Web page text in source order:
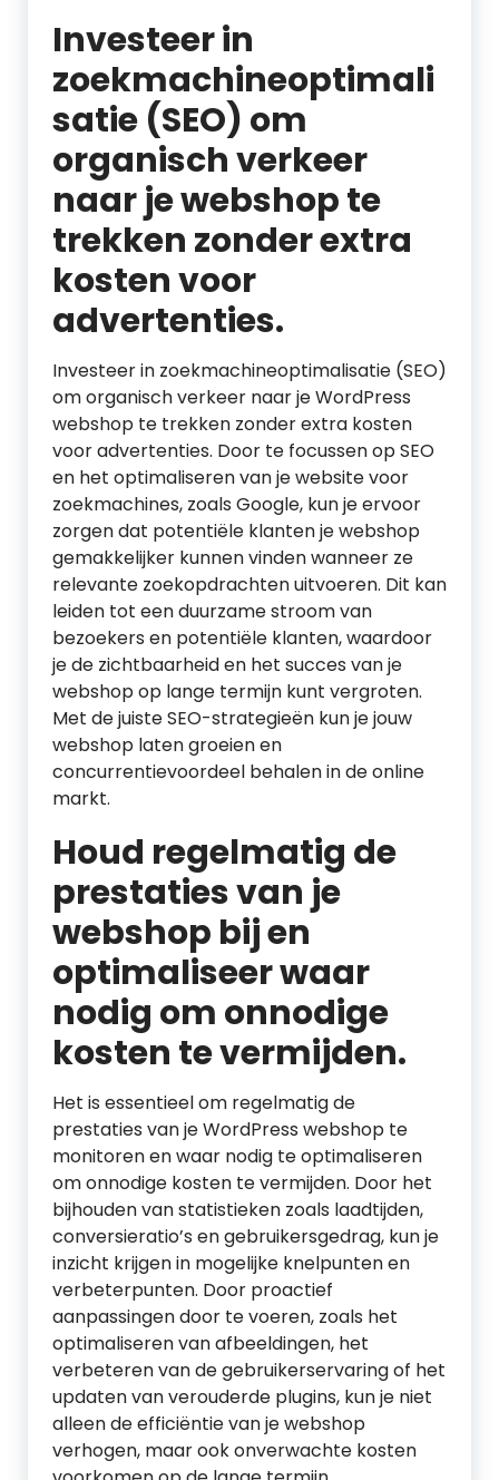
Investeer in
zoekmachineoptimali
satie (SEO) om
organisch verkeer
naar je webshop te
trekken zonder extra
kosten voor
advertenties.
Investeer in zoekmachineoptimalisatie (SEO)
om organisch verkeer naar je WordPress
webshop te trekken zonder extra kosten
voor advertenties. Door te focussen op SEO
en het optimaliseren van je website voor
zoekmachines, zoals Google, kun je ervoor
zorgen dat potentiële klanten je webshop
gemakkelijker kunnen vinden wanneer ze
relevante zoekopdrachten uitvoeren. Dit kan
leiden tot een duurzame stroom van
bezoekers en potentiële klanten, waardoor
je de zichtbaarheid en het succes van je
webshop op lange termijn kunt vergroten.
Met de juiste SEO-strategieën kun je jouw
webshop laten groeien en
concurrentievoordeel behalen in de online
markt.
Houd regelmatig de
prestaties van je
webshop bij en
optimaliseer waar
nodig om onnodige
kosten te vermijden.
Het is essentieel om regelmatig de
prestaties van je WordPress webshop te
monitoren en waar nodig te optimaliseren
om onnodige kosten te vermijden. Door het
bijhouden van statistieken zoals laadtijden,
conversieratio’s en gebruikersgedrag, kun je
inzicht krijgen in mogelijke knelpunten en
verbeterpunten. Door proactief
aanpassingen door te voeren, zoals het
optimaliseren van afbeeldingen, het
verbeteren van de gebruikerservaring of het
updaten van verouderde plugins, kun je niet
alleen de efficiëntie van je webshop
verhogen, maar ook onverwachte kosten